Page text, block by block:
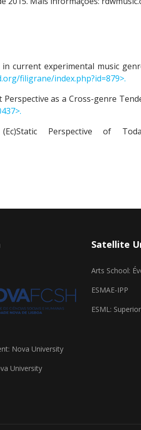
current experimental music
filigrane/index.php?id=879>.
as a Cross-genre
Perspective of
Nova University
University
Satellite
Arts School:
ESMAE-IPP
ESML: